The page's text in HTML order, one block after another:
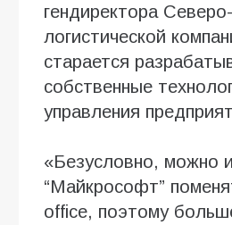
гендиректора
логистической
старается
собственные
управления
«Безусловно, можно и
“Майкрософт”
office, поэтому